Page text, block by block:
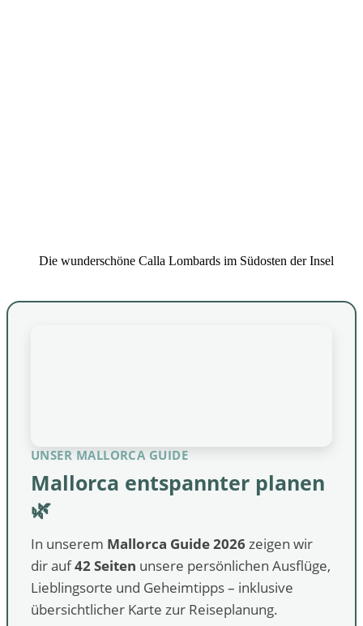
Die wunderschöne Calla Lombards im Südosten der Insel
UNSER MALLORCA GUIDE
Mallorca entspannter planen
🌿
In unserem Mallorca Guide 2026 zeigen wir
dir auf42 Seiten unsere persönlichen Ausflüge,
Lieblingsorte und Geheimtipps – inklusive
übersichtlicher Karte zur Reiseplanung.